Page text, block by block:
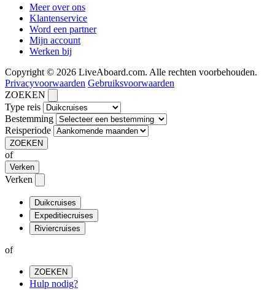
Meer over ons
Klantenservice
Word een partner
Mijn account
Werken bij
Copyright © 2026 LiveAboard.com. Alle rechten voorbehouden.
Privacyvoorwaarden Gebruiksvoorwaarden
ZOEKEN
Type reis
Bestemming
Reisperiode
ZOEKEN
of
Verken
Verken
Duikcruises
Expeditiecruises
Riviercruises
of
ZOEKEN
Hulp nodig?